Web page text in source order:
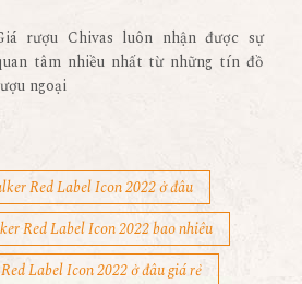
rượu Chivas luôn nhận được sự
tâm nhiều nhất từ những tín đồ
ngoại
Red Label Icon 2022 ở đâu
Red Label Icon 2022 bao nhiêu
Label Icon 2022 ở đâu giá rẻ